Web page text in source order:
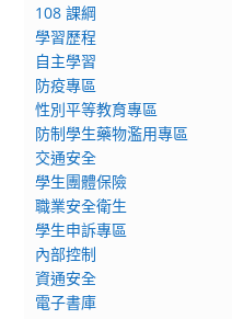
108 課綱
學習歷程
自主學習
防疫專區
性別平等教育專區
防制學生藥物濫用專區
交通安全
學生團體保險
職業安全衛生
學生申訴專區
內部控制
資通安全
電子書庫